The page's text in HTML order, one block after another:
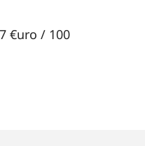
€uro / 100